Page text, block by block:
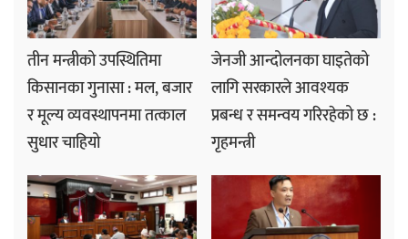
तीन मन्त्रीको उपस्थितिमा
किसानका गुनासा : मल, बजार
र मूल्य व्यवस्थापनमा तत्काल
सुधार चाहियो
जेनजी आन्दोलनका घाइतेको
लागि सरकारले आवश्यक
प्रबन्ध र समन्वय गरिरहेको छ :
गृहमन्त्री